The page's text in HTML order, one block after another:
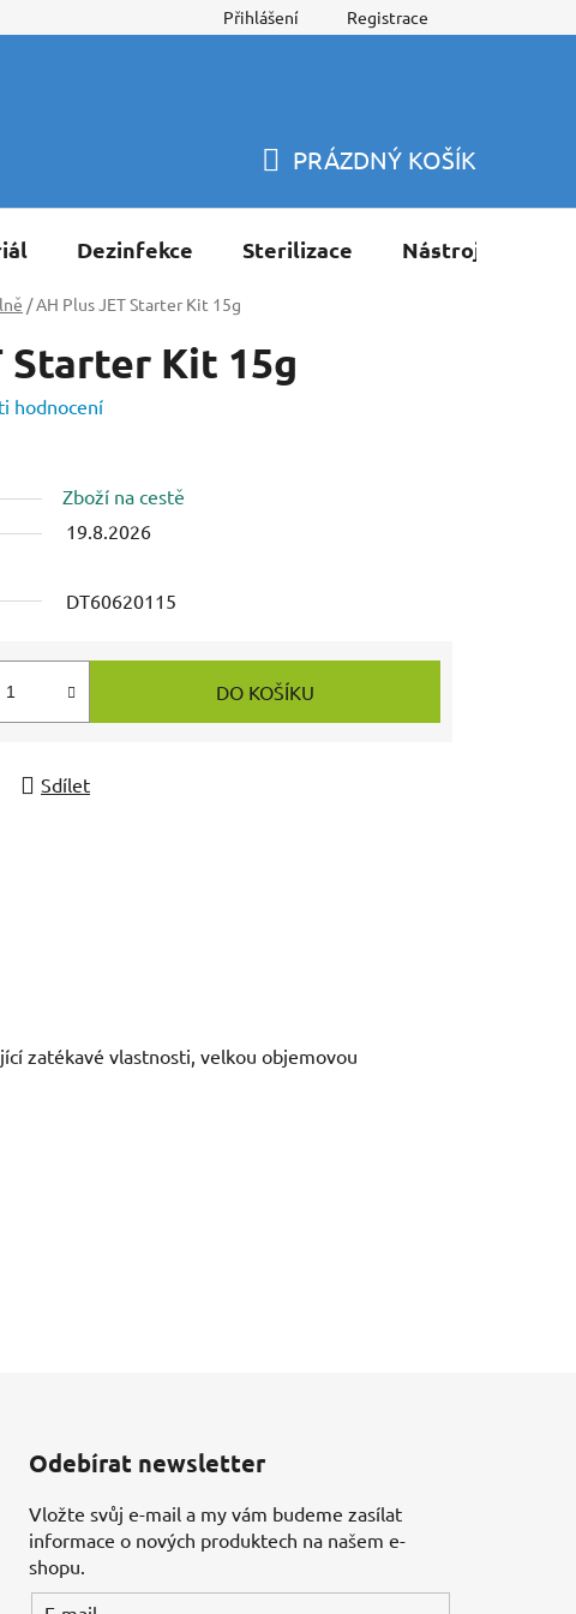
Přihlášení Registrace
KOŠÍK
PRÁZDNÝ KOŠÍK
Dezinfekce Sterilizace Nástroje
/AH Plus JET Starter Kit 15g
Starter Kit 15g
hodnocení
Zboží na cestě
19.8.2026
DT60620115
DO KOŠÍKU
Sdílet
zatékavé vlastnosti, velkou objemovou
Odebírat newsletter
Vložte svůj e-mail a my vám budeme zasílat
informace o nových produktech na našem e-
shopu.